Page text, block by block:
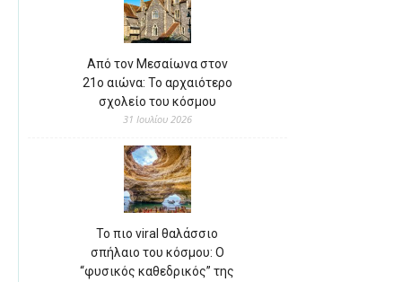
Από τον Μεσαίωνα στον
21ο αιώνα: Το αρχαιότερο
σχολείο του κόσμου
31 Ιουλίου 2026
Το πιο viral θαλάσσιο
σπήλαιο του κόσμου: Ο
“φυσικός καθεδρικός” της